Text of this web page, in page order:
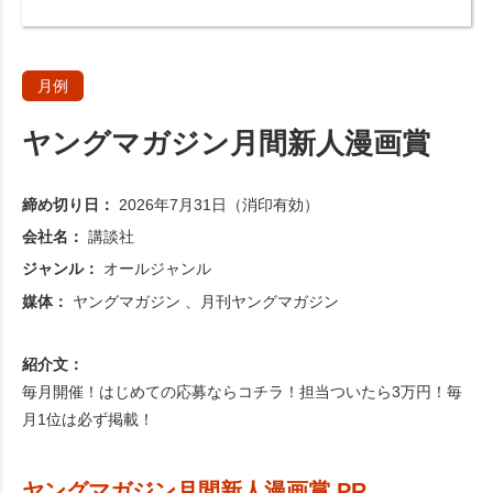
月例
ヤングマガジン月間新人漫画賞
締め切り日：
2026年7月31日（消印有効）
会社名： 講談社
ジャンル：
オールジャンル
媒体：
ヤングマガジン 月刊ヤングマガジン
紹介文：
毎月開催！はじめての応募ならコチラ！担当ついたら3万円！毎
月1位は必ず掲載！